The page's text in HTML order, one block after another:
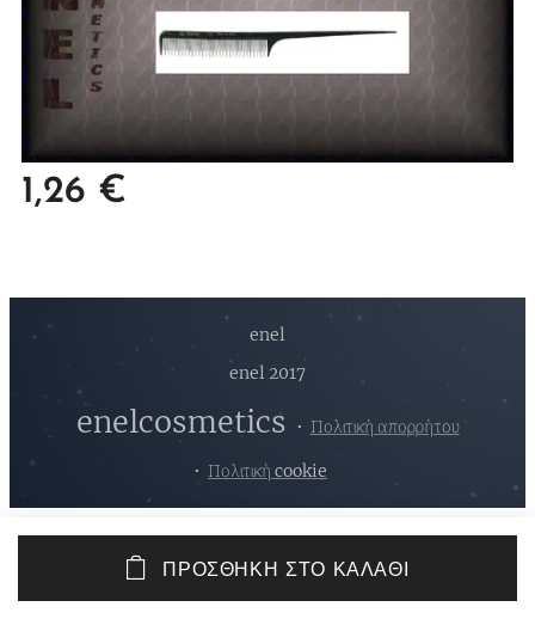
1,26 €
ΠΡΟΣΘΉΚΗ ΣΤΟ ΚΑΛΆΘΙ
enel
enel 2017
enelcosmetics Πολιτική απορρήτου
Πολιτική cookie